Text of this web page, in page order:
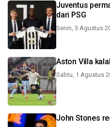
Juventus
dari PSG
Senin, 3 Agustus
Aston Villa
Sabtu, 1 Agustus
John Stones